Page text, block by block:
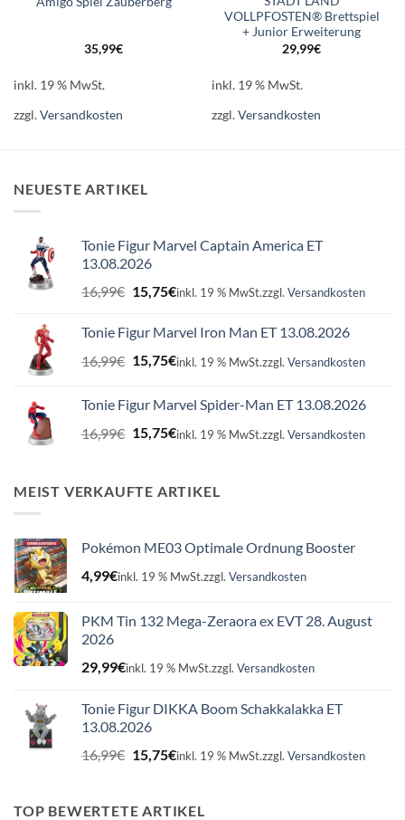
35,99€
inkl. 19 % MwSt.
zzgl.Versandkosten
VOLLPFOSTEN® Brettspiel
+ Junior Erweiterung
29,99€
inkl. 19 % MwSt.
zzgl.Versandkosten
NEUESTE ARTIKEL
Tonie Figur Marvel Captain America ET
13.08.2026
16,99€ Ursprünglicher
Preis
16,99€
15,75€Aktueller
15,75€.
inkl. 19 % MwSt.zzgl. Versandkosten
Tonie Figur Marvel Iron Man ET 13.08.2026
16,99€ Ursprünglicher
16,99€
15,75€Aktueller
15,75€.
inkl. 19 % MwSt.zzgl. Versandkosten
Tonie Figur Marvel Spider-Man ET 13.08.2026
16,99€ Ursprünglicher
16,99€
15,75€Aktueller
15,75€.
inkl. 19 % MwSt.zzgl. Versandkosten
MEIST VERKAUFTE ARTIKEL
Pokémon ME03 Optimale Ordnung Booster
4,99€inkl. 19 % MwSt.zzgl. Versandkosten
PKM Tin 132 Mega-Zeraora ex EVT 28. August
2026
29,99€inkl. 19 % MwSt.zzgl. Versandkosten
Tonie Figur DIKKA Boom Schakkalakka ET
13.08.2026
16,99€ Ursprünglicher
Preis
16,99€
15,75€Aktueller
15,75€.
inkl. 19 % MwSt.zzgl. Versandkosten
TOP BEWERTETE ARTIKEL